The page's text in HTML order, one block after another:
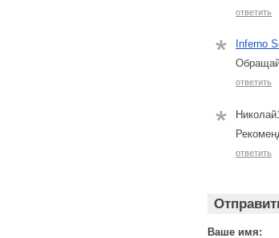
ответить
Inferno
ответить
ответить
Ваше имя: